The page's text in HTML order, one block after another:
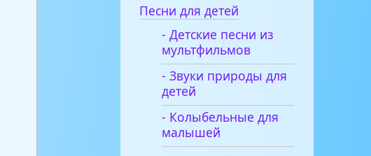
Песни для детей
- Детские песни из
мультфильмов
- Звуки природы для
детей
- Колыбельные для
малышей